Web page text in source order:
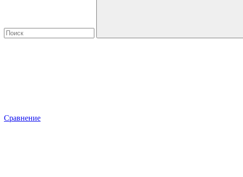
Сравнение